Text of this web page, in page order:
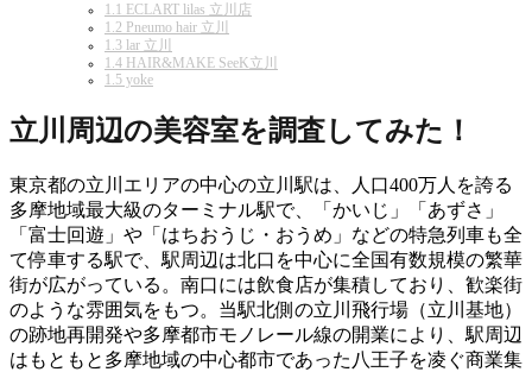
1.1 ECLART lilas 立川店
1.2 Pneumo hair 立川
1.3 lar 立川
1.4 HAIR&MAKE SeeK立川
1.5 yoke
立川周辺の美容室を調査してみた！
東京都の立川エリアの中心の立川駅は、人口400万人を誇る
多摩地域最大級のターミナル駅で、「かいじ」「あずさ」
「富士回遊」や「はちおうじ・おうめ」などの特急列車も全
て停車する駅で、駅周辺は北口を中心に全国有数規模の繁華
街が広がっている。南口には飲食店が集積しており、歓楽街
のような雰囲気をもつ。当駅北側の立川飛行場（立川基地）
の跡地再開発や多摩都市モノレール線の開業により、駅周辺
はもともと多摩地域の中心都市であった八王子を凌ぐ商業集